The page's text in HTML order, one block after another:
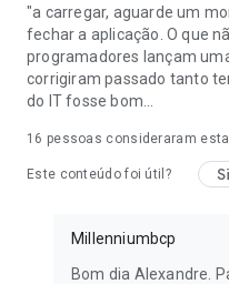
"a carregar, aguarde um
fechar a aplicação. O que
programadores lançam
corrigiram passado tanto
do IT fosse bom...
16 pessoas consideraram
Este conteúdo foi útil?
Millenniumbcp
Bom dia Alexandre.